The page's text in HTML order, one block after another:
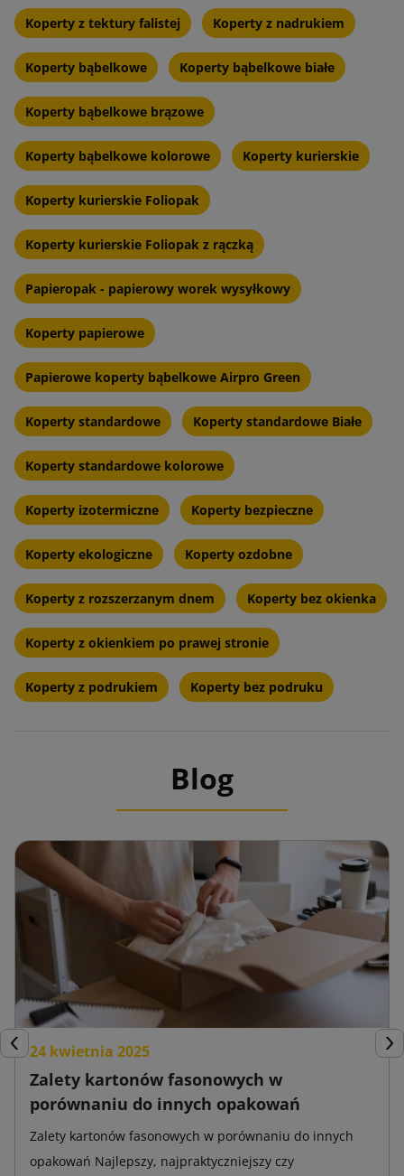
Koperty z tektury falistej Koperty z nadrukiem
Koperty bąbelkowe Koperty bąbelkowe białe
Koperty bąbelkowe brązowe
Koperty bąbelkowe kolorowe Koperty kurierskie
Koperty kurierskie Foliopak
Koperty kurierskie Foliopak z rączką
Papieropak - papierowy worek wysyłkowy
Koperty papierowe
Papierowe koperty bąbelkowe Airpro Green
Koperty standardowe Koperty standardowe Białe
Koperty standardowe kolorowe
Koperty izotermiczne Koperty bezpieczne
Koperty ekologiczne Koperty ozdobne
Koperty z rozszerzanym dnem Koperty bez okienka
Koperty z okienkiem po prawej stronie
Koperty z podrukiem Koperty bez podruku
Blog
Poprzedni
24 kwietnia 2025
Zalety kartonów fasonowych w
porównaniu do innych opakowań
Zalety kartonów fasonowych w porównaniu do innych
opakowań Najlepszy, najpraktyczniejszy czy